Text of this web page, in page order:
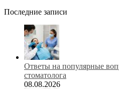
Последние записи
Ответы на популярные
стоматолога
08.08.2026